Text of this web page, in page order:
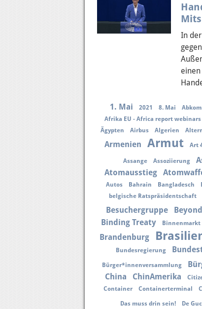
In
1. Mai 2021 8. Mai
Afrika EU - Africa report webinars
Ägypten Airbus Algerien
Armenien Armut Art
Assange Assoziierung
Atomausstieg
Autos Bahrain Bangladesch
belgische Ratspräsidentschaft
Besuchergruppe
Binding Treaty Binnenmarkt
Brandenburg
Bundesregierung
Bürger*innenversammlung
China
ChinAmerika
Container
Containerterminal
Das muss drin sein! De